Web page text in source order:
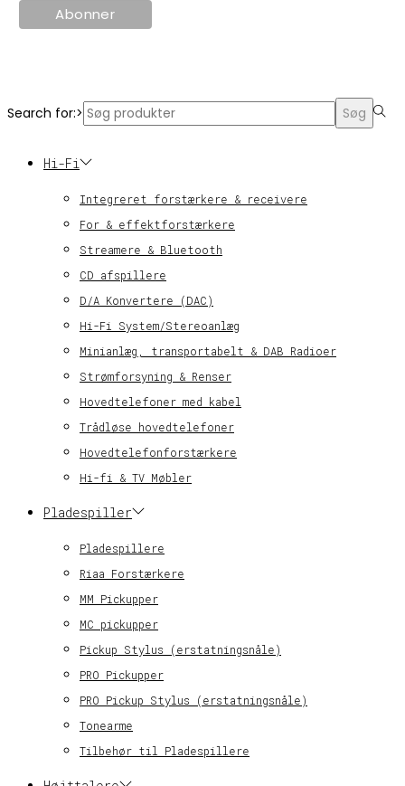
Search for:> Søg
Hi-Fi
Integreret forstærkere & receivere
For & effektforstærkere
Streamere & Bluetooth
CD afspillere
D/A Konvertere (DAC)
Hi-Fi System/Stereoanlæg
Minianlæg, transportabelt & DAB Radioer
Strømforsyning & Renser
Hovedtelefoner med kabel
Trådløse hovedtelefoner
Hovedtelefonforstærkere
Hi-fi & TV Møbler
Pladespiller
Pladespillere
Riaa Forstærkere
MM Pickupper
MC pickupper
Pickup Stylus (erstatningsnåle)
PRO Pickupper
PRO Pickup Stylus (erstatningsnåle)
Tonearme
Tilbehør til Pladespillere